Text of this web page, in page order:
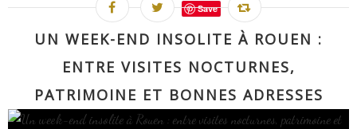
Save
UN WEEK-END INSOLITE À ROUEN :
ENTRE VISITES NOCTURNES,
PATRIMOINE ET BONNES ADRESSES